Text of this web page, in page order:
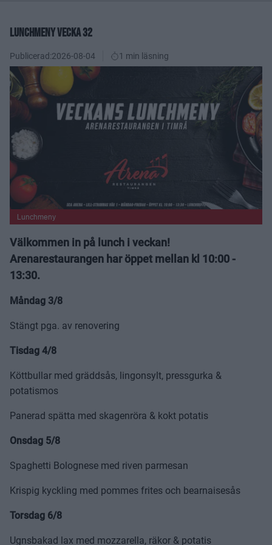
LUNCHMENY VECKA 32
Publicerad:2026-08-04 1 min läsning
Lunchmeny
Välkommen in på lunch i veckan!
Arenarestaurangen har öppet mellan kl 10:00 -
13:30.
Måndag 3/8
Stängt pga. av renovering
Tisdag 4/8
Köttbullar med gräddsås, lingonsylt, pressgurka &
potatismos
Panerad spätta med skagenröra & kokt potatis
Onsdag 5/8
Spaghetti Bolognese med riven parmesan
Krispig kyckling med pommes frites och bearnaisesås
Torsdag 6/8
Ugnsbakad lax med mozzarella, räkor & potatis